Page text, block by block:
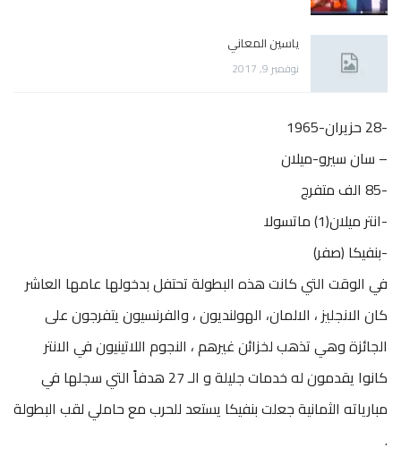
ياسين المعاني
نوفمبر 9, 2017
-28 حزيران-1965
– سان سيرو-ميلان
-85 الف متفرج
-انتر ميلان(1) ماتسولا
-بنفيكا (صفر)
في الوقت التي كانت هذه البطولة تحتفل بدخولها عامها العاشر
كان الانجليز ، الالمان، الهولنديون ، والفرنسيون يتفرجون على
الجائزة وهي تذهب لخزائن غيرهم ، النجوم اللاتينيون في الانتر
كانوا يقدمون له خدمات جليلة و الـ 27 هدفاً التي سجلها في
مبارياته الثمانية جعلت بنفيكا يستعد للحرب مع حاملي لقب البطولة
.